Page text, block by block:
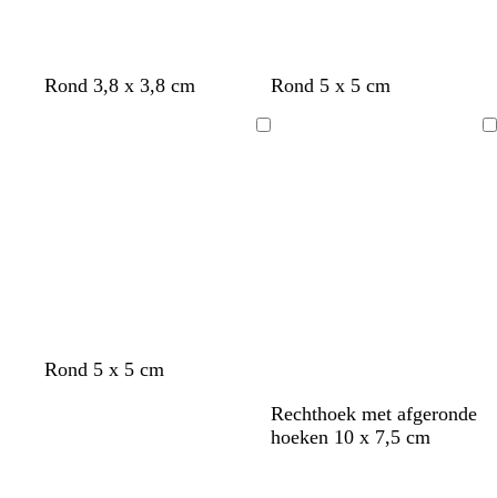
Rond 3,8 x 3,8 cm
b
i
b
u
g
i
Rond 5 x 5 cm
Rond 5 x 5 cm
b
e
b
r
g
r
Rechthoek met afgeronde
hoeken 10 x 7,5 cm